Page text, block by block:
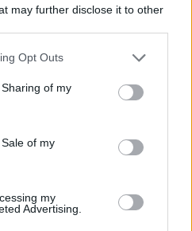
may further disclose it to other
app uses one or more Google
behaviour. You may click to
and its third-party tags to
purposes in below Google
Opt Outs
of my
of my
my
Advertising.
για ξενοδοχειακή
και Κοταρίδης
Black Delta
την ανάπτυξη
στην Πάργα. Η